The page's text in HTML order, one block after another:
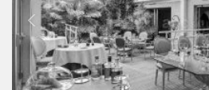
Précédent